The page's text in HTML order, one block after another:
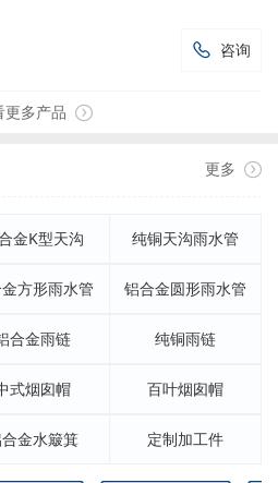
 咨询
更多产品
更多
金K型天沟 纯铜天沟雨水管
方形雨水管 铝合金圆形雨水管
合金雨链 纯铜雨链
式烟囱帽 百叶烟囱帽
金水簸箕 定制加工件